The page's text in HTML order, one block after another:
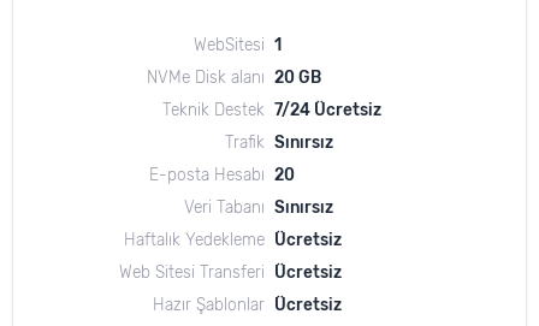
WebSitesi 1
NVMe Disk alanı 20 GB
Teknik Destek 7/24 Ücretsiz
Trafik Sınırsız
E-posta Hesabı 20
Veri Tabanı Sınırsız
Haftalık Yedekleme Ücretsiz
Web Sitesi Transferi
Ücretsiz
Hazır Şablonlar Ücretsiz